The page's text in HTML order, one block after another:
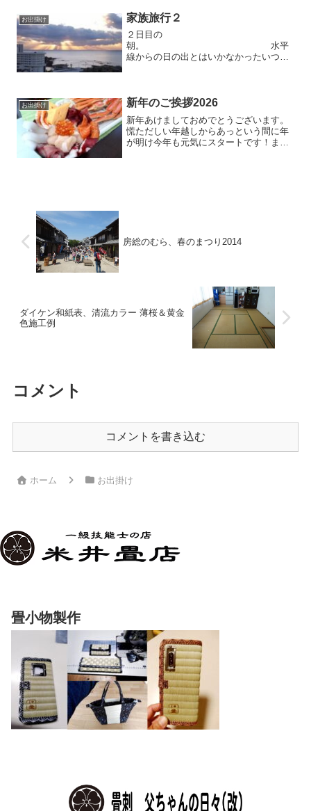
を買って行っても3,500...
お出掛け 家族旅行２
２日目の
朝。 水平
線からの日の出とはいかなかったいつも
とアジがあがっているとの事だったので
お出掛け 新年のご挨拶2026
新年あけましておめでとうございます。
慌ただしい年越しからあっという間に年
が明け今年も元気にスタートです！まず
房総のむら、春のまつり2014
ダイケン和紙表、清流カラー 薄桜＆黄金
色施工例
コメント
コメントを書き込む
ホーム お出掛け
畳小物製作